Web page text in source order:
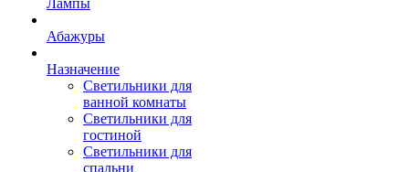
Лампы
Абажуры
Назначение
Светильники для
ванной комнаты
Светильники для
гостиной
Светильники для
спальни